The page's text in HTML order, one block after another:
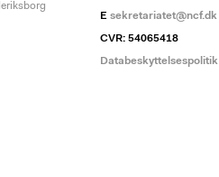
E sekretariatet@ncf.dk
CVR: 54065418
Databeskyttelsespolitik